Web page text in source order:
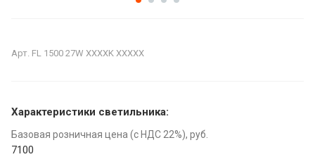
Арт. FL 1500 27W XXXXK XXXXX
Характеристики светильника:
Базовая розничная цена (с НДС 22%), руб.
7100